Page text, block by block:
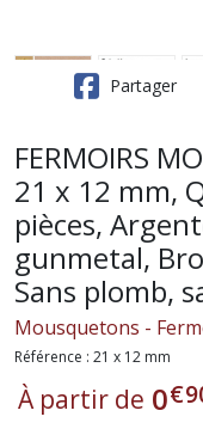
Partager
FERMOIRS
21 x 12 mm,
pièces,
gunmetal,
Sans plomb,
Mousquetons -
Référence : 21 x 12 mm
À partir de 0€